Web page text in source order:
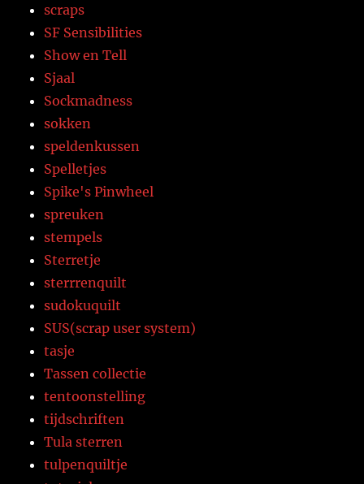
scraps
SF Sensibilities
Show en Tell
Sjaal
Sockmadness
sokken
speldenkussen
Spelletjes
Spike's Pinwheel
spreuken
stempels
Sterretje
sterrrenquilt
sudokuquilt
SUS(scrap user system)
tasje
Tassen collectie
tentoonstelling
tijdschriften
Tula sterren
tulpenquiltje